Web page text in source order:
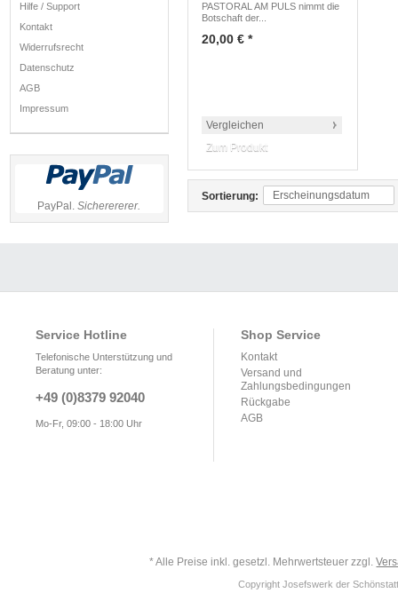
Hilfe / Support
Kontakt
Widerrufsrecht
Datenschutz
AGB
Impressum
PayPal.Sicherererer.
PASTORAL AM PULS nimmt die
Botschaft der...
20,00 € *
Vergleichen
Zum Produkt
Sortierung: Erscheinungsdatum
Service Hotline
Telefonische Unterstützung und
Beratung unter:
+49 (0)8379 92040
Mo-Fr, 09:00 - 18:00 Uhr
Shop Service
Kontakt
Versand und
Zahlungsbedingungen
Rückgabe
AGB
* Alle Preise inkl. gesetzl. Mehrwertsteuer zzgl.
Copyright Josefswerk der